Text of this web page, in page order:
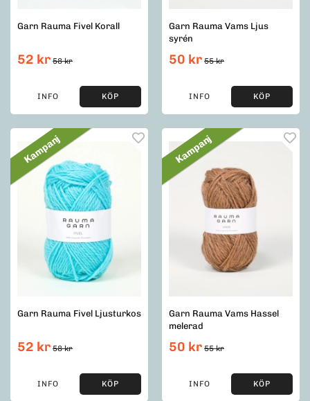
Garn Rauma Fivel Korall
52 kr 58 kr
INFO KÖP
Garn Rauma Vams Ljus
syrén
50 kr 55 kr
INFO KÖP
Kampanj
Garn Rauma Fivel Ljusturkos
52 kr 58 kr
INFO KÖP
Kampanj
Garn Rauma Vams Hassel
melerad
50 kr 55 kr
INFO KÖP